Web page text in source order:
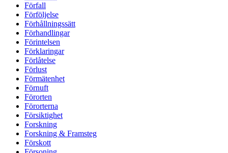
Förfall
Förföljelse
Förhållningssätt
Förhandlingar
Förintelsen
Förklaringar
Förlåtelse
Förlust
Förmätenhet
Förnuft
Förorten
Förorterna
Försiktighet
Forskning
Forskning & Framsteg
Förskott